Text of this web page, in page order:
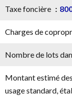
Taxe foncière
Charges de
Nombre de lots
Montant estimé
usage standard,